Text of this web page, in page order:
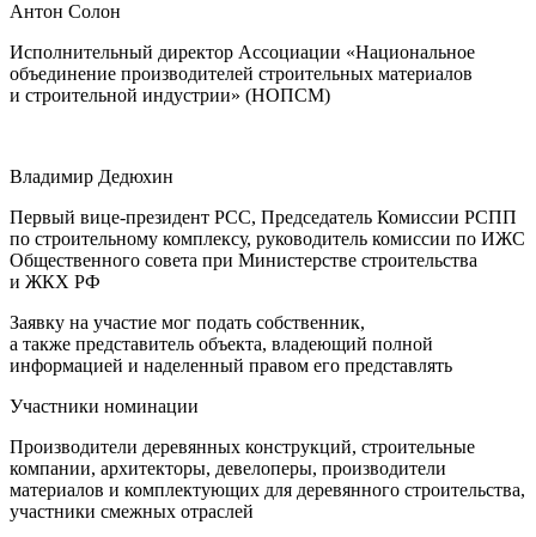
Антон Солон
Исполнительный директор Ассоциации «Национальное
объединение производителей строительных материалов
и строительной индустрии» (НОПСМ)
Владимир Дедюхин
Первый вице-президент РСС, Председатель Комиссии РСПП
по строительному комплексу, руководитель комиссии по ИЖС
Общественного совета при Министерстве строительства
и ЖКХ РФ
Заявку на участие мог подать собственник,
а также представитель объекта, владеющий полной
информацией и наделенный правом его представлять
Участники номинации
Производители деревянных конструкций, строительные
компании, архитекторы, девелоперы, производители
материалов и комплектующих для деревянного строительства,
участники смежных отраслей